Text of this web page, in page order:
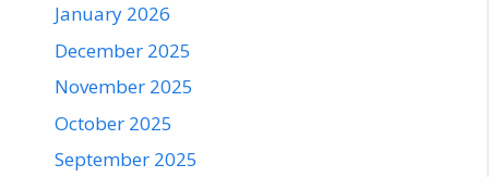
January 2026
December 2025
November 2025
October 2025
September 2025